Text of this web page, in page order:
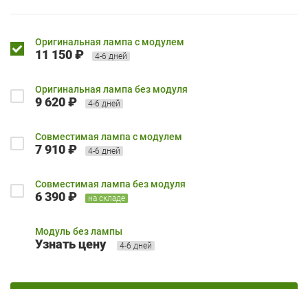
Оригинальная лампа с модулем
11 150 ₽ 4-6 дней
Оригинальная лампа без модуля
9 620 ₽ 4-6 дней
Совместимая лампа с модулем
7 910 ₽ 4-6 дней
Совместимая лампа без модуля
6 390 ₽ на складе
Модуль без лампы
Узнать цену 4-6 дней